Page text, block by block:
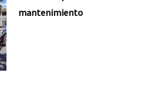
mantenimiento